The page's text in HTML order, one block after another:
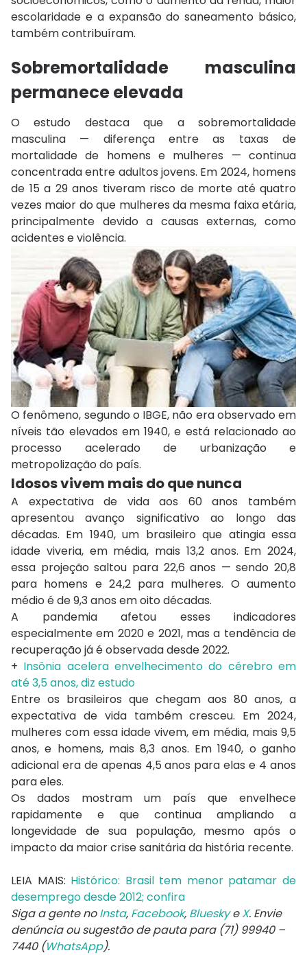
escolaridade e a expansão do saneamento básico,
também contribuíram.
Sobremortalidade masculina
permanece elevada
O estudo destaca que a sobremortalidade
masculina — diferença entre as taxas de
mortalidade de homens e mulheres — continua
concentrada entre adultos jovens. Em 2024, homens
de 15 a 29 anos tiveram risco de morte até quatro
vezes maior do que mulheres da mesma faixa etária,
principalmente devido a causas externas, como
acidentes e violência.
O fenômeno, segundo o IBGE, não era observado em
níveis tão elevados em 1940, e está relacionado ao
processo acelerado de urbanização e
metropolização do país.
Idosos vivem mais do que nunca
A expectativa de vida aos 60 anos também
apresentou avanço significativo ao longo das
décadas. Em 1940, um brasileiro que atingia essa
idade viveria, em média, mais 13,2 anos. Em 2024,
essa projeção saltou para 22,6 anos — sendo 20,8
para homens e 24,2 para mulheres. O aumento
médio é de 9,3 anos em oito décadas.
A pandemia afetou esses indicadores
especialmente em 2020 e 2021, mas a tendência de
recuperação já é observada desde 2022.
+ Insônia acelera envelhecimento do cérebro em
até 3,5 anos, diz estudo
Entre os brasileiros que chegam aos 80 anos, a
expectativa de vida também cresceu. Em 2024,
mulheres com essa idade vivem, em média, mais 9,5
anos, e homens, mais 8,3 anos. Em 1940, o ganho
adicional era de apenas 4,5 anos para elas e 4 anos
para eles.
Os dados mostram um país que envelhece
rapidamente e que continua ampliando a
longevidade de sua população, mesmo após o
impacto da maior crise sanitária da história recente.
LEIA MAIS: Histórico: Brasil tem menor patamar de
desemprego desde 2012; confira
Siga a gente noInsta, Facebook, BlueskyeX. Envie
denúncia ou sugestão de pauta para (71) 99940 –
7440 (WhatsApp).